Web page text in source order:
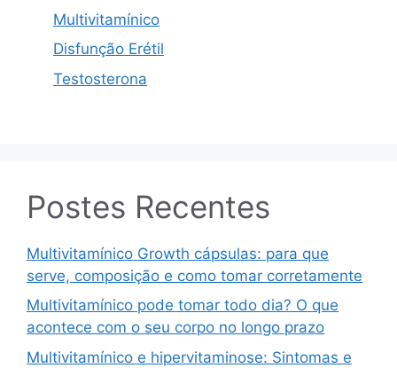
Multivitamínico
Disfunção Erétil
Testosterona
Postes Recentes
Multivitamínico Growth cápsulas: para que
serve, composição e como tomar corretamente
Multivitamínico pode tomar todo dia? O que
acontece com o seu corpo no longo prazo
Multivitamínico e hipervitaminose: Sintomas e